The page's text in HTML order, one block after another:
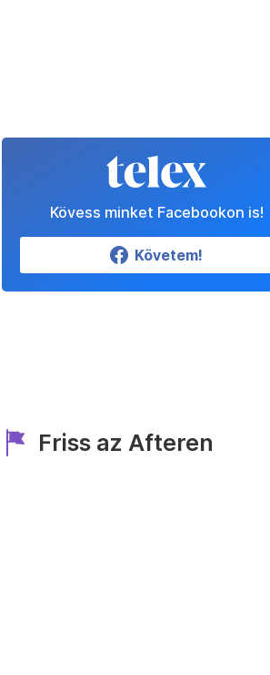
Kövess minket Facebookon is!
Követem!
Friss az Afteren